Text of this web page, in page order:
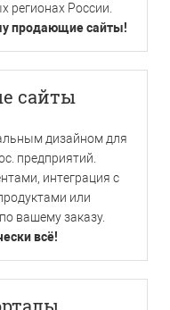
регионах России.
продающие сайты!
сайты
дизайном для
предприятий.
интеграция с
или
вашему заказу.
всё!